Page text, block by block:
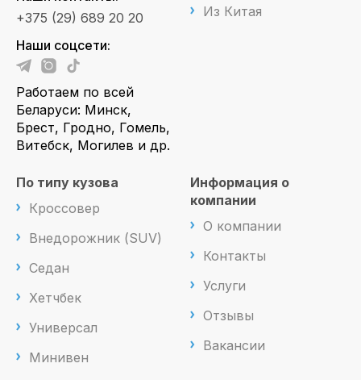
+375 (29) 689 20 20
Наши соцсети:
Работаем по всей
Беларуси: Минск,
Брест, Гродно, Гомель,
Витебск, Могилев и др.
Из Китая
По типу кузова
Кроссовер
Внедорожник (SUV)
Седан
Хетчбек
Универсал
Минивен
Информация о
компании
О компании
Контакты
Услуги
Отзывы
Вакансии